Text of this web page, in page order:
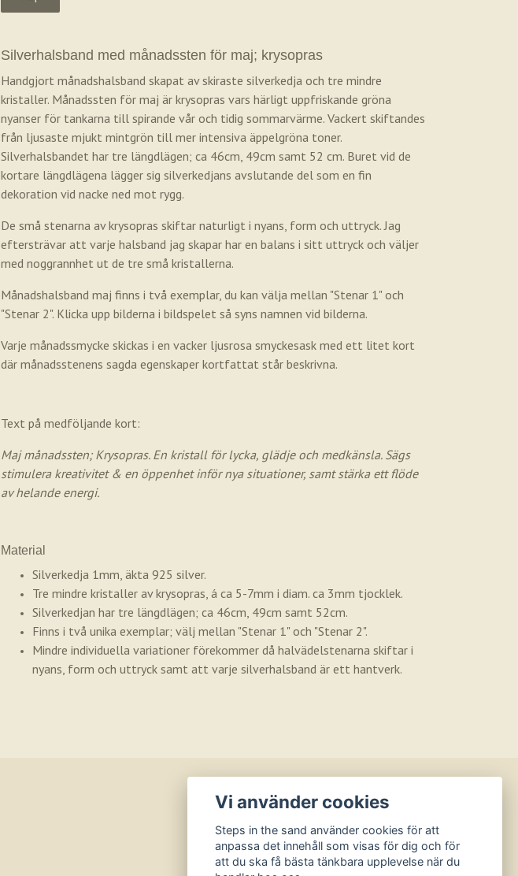
Silverhalsband med månadssten för maj; krysopras
Handgjort månadshalsband skapat av skiraste silverkedja och tre mindre
kristaller. Månadssten för maj är krysopras vars härligt uppfriskande gröna
nyanser för tankarna till spirande vår och tidig sommarvärme. Vackert skiftandes
från ljusaste mjukt mintgrön till mer intensiva äppelgröna toner.
Silverhalsbandet har tre längdlägen; ca 46cm, 49cm samt 52 cm. Buret vid de
kortare längdlägena lägger sig silverkedjans avslutande del som en fin
dekoration vid nacke ned mot rygg.
De små stenarna av krysopras skiftar naturligt i nyans, form och uttryck. Jag
eftersträvar att varje halsband jag skapar har en balans i sitt uttryck och väljer
med noggrannhet ut de tre små kristallerna.
Månadshalsband maj finns i två exemplar, du kan välja mellan "Stenar 1" och
"Stenar 2". Klicka upp bilderna i bildspelet så syns namnen vid bilderna.
Varje månadssmycke skickas i en vacker ljusrosa smyckesask med ett litet kort
där månadsstenens sagda egenskaper kortfattat står beskrivna.
Text på medföljande kort:
Maj månadssten; Krysopras. En kristall för lycka, glädje och medkänsla. Sägs
stimulera kreativitet & en öppenhet inför nya situationer, samt stärka ett flöde
av helande energi.
Material
Silverkedja 1mm, äkta 925 silver.
Tre mindre kristaller av krysopras, á ca 5-7mm i diam. ca 3mm tjocklek.
Silverkedjan har tre längdlägen; ca 46cm, 49cm samt 52cm.
Finns i två unika exemplar; välj mellan "Stenar 1" och "Stenar 2".
Mindre individuella variationer förekommer då halvädelstenarna skiftar i
nyans, form och uttryck samt att varje silverhalsband är ett hantverk.
BETALSÄTT
Vi använder cookies
Steps in the sand använder cookies för att
anpassa det innehåll som visas för dig och för
att du ska få bästa tänkbara upplevelse när du